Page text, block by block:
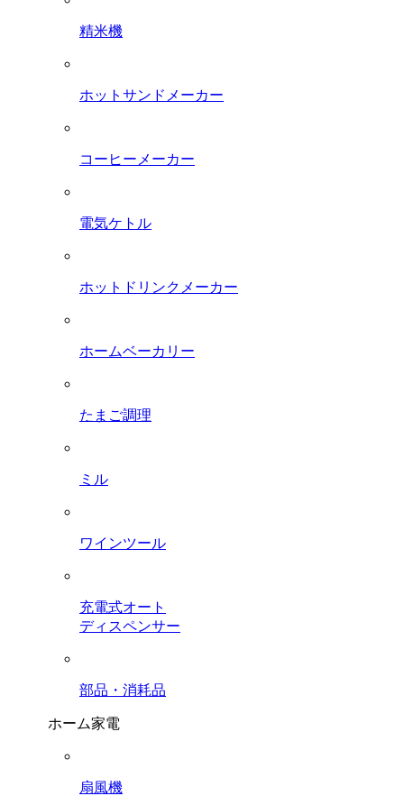
精米機
ホットサンドメーカー
コーヒーメーカー
電気ケトル
ホットドリンクメーカー
ホームベーカリー
たまご調理
ミル
ワインツール
充電式オート
ディスペンサー
部品・消耗品
ホーム家電
扇風機